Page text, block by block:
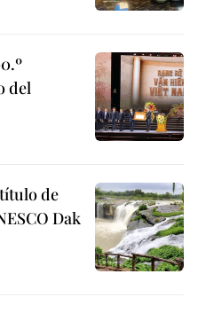
del
de
Dak